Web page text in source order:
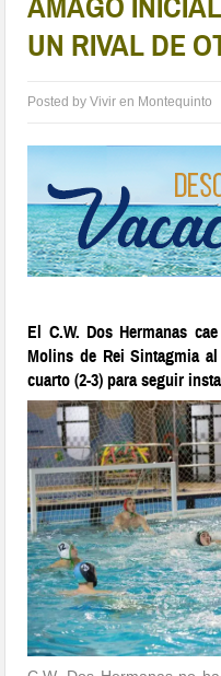
UN RIVAL DE
Posted byVivir en Montequinto
El C.W. Dos Hermanas
Molins de Rei Sintagmia
cuarto (2-3) para seguir